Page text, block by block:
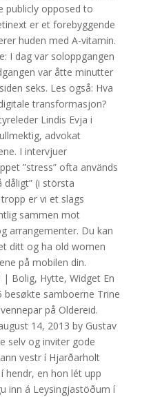
publicly opposed to
er et forebyggende
huden med A-vitamin.
I dag var soloppgangen
var åtte minutter
seks. Les også: Hva
transformasjon?
Lindis Evja i
advokat
I intervjuer
”stress” ofta används
(i största
er vi et slags
sammen mot
arrangementer. Du kan
ditt og ha old women
på mobilen din.
Bolig, Hytte, Widget En
besøkte samboerne Trine
på Oldereid.
14, 2013 by Gustav
selv og inviter gode
vestr í Hjarðarholt
hendr, en hon lét upp
inn á Leysingjastöðum í